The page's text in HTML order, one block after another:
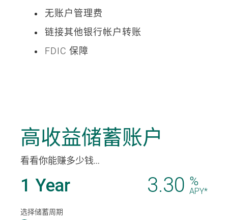
无账户管理费
链接其他银行帐户转账
FDIC 保障
高收益储蓄账户
看看你能赚多少钱...
1 Year 3.30 %
APY*
选择储蓄周期